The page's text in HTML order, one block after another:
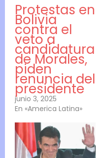
Protestas en
Bolivia
contra el
veto a
candidatura
de Morales,
piden
renuncia del
presidente
junio 3, 2025
En «America Latina»